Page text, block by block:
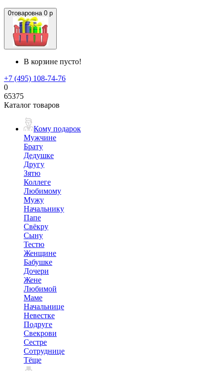
0товаровна 0 р
В корзине пусто!
+7 (495) 108-74-76
0
65375
Каталог товаров
Кому подарок
Мужчине
Брату
Дедушке
Другу
Зятю
Коллеге
Любимому
Мужу
Начальнику
Папе
Свёкру
Сыну
Тестю
Женщине
Бабушке
Дочери
Жене
Любимой
Маме
Начальнице
Невестке
Подруге
Свекрови
Сестре
Сотруднице
Тёще